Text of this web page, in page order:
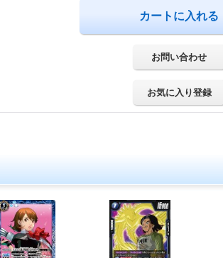
お問い合わせ
お気に入り登録